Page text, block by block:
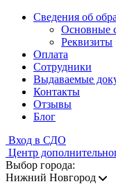
Сведения об
Основные
Реквизиты
Оплата
Сотрудники
Выдаваемые
Контакты
Отзывы
Блог
Вход в СДО
Центр
Выбор города:
Нижний Новгород